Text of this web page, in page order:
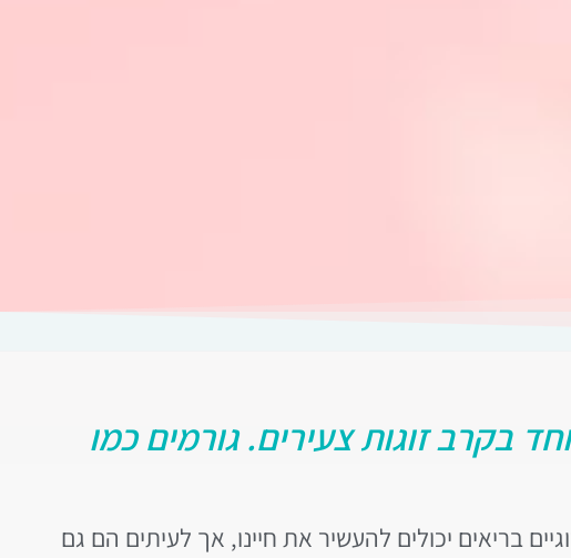
בקרב זוגות צעירים. גורמים כמו
בריאים יכולים להעשיר את חיינו, אך לעיתים הם גם